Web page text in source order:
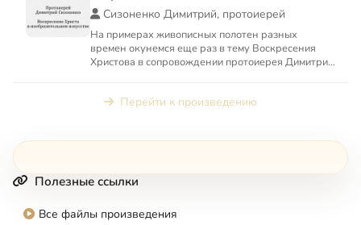
Сизоненко Димитрий, протоиерей
На примерах живописных полотен разных
времен окунемся еще раз в тему Воскресения
Христова в сопровождении протоиерея Димитрия
Перейти к произведению
Полезные ссылки
Все файлы произведения